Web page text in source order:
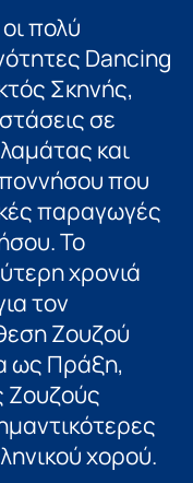
πολύ
Dancing
Σκηνής,
σε
και
που
παραγωγές
Το
χρονιά
τον
Ζουζού
ως Πράξη,
Ζουζούς
χορού.